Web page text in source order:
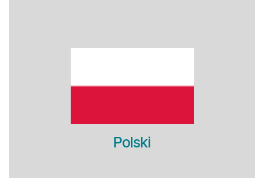
Polski